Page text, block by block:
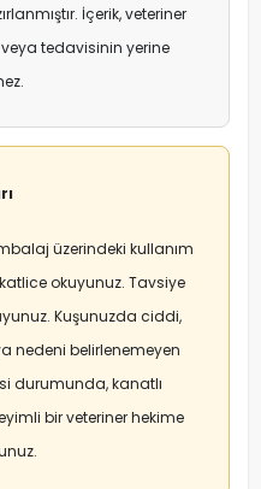
İçerik, veteriner
tedavisinin yerine
üzerindeki kullanım
okuyunuz. Tavsiye
Kuşunuzda ciddi,
nedeni belirlenemeyen
durumunda, kanatlı
bir veteriner hekime